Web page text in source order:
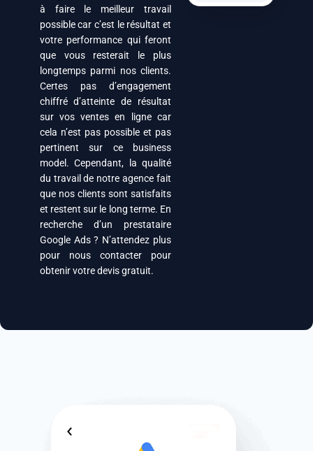
à faire le meilleur travail
possible car c’est le résultat et
votre performance qui feront
que vous resterait le plus
longtemps parmi nos clients.
Certes pas d’engagement
chiffré d’atteinte de résultat
sur vos ventes en ligne car
cela n’est pas possible et pas
pertinent sur ce business
model. Cependant, la qualité
du travail de notre agence fait
que nos clients sont satisfaits
et restent sur le long terme. En
recherche d’un prestataire
Google Ads ? N’attendez plus
pour nous contacter pour
obtenir votre devis gratuit.